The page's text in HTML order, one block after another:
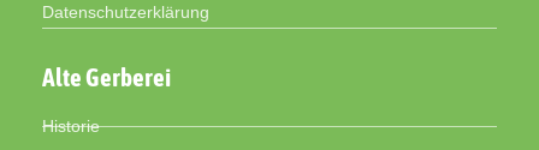
Datenschutzerklärung
Alte Gerberei
Historie